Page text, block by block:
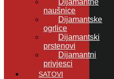
naušnice
Dijamantske
ogrlice
Dijamantski
prstenovi
Dijamantni
privjesci
SATOVI